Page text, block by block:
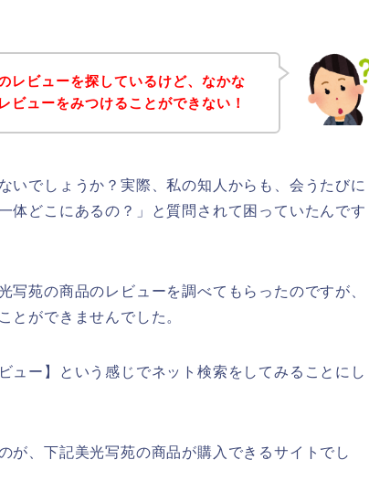
レビューを探しているけど、なかな
ビューをみつけることができない！
いでしょうか？実際、私の知人からも、会うたびに
体どこにあるの？」と質問されて困っていたんです
写苑の商品のレビューを調べてもらったのですが、
とができませんでした。
ー】という感じでネット検索をしてみることにし
が、下記美光写苑の商品が購入できるサイトでし